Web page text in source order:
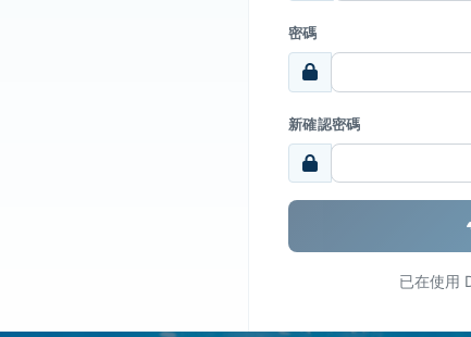
密碼
新確認密碼
已在使用